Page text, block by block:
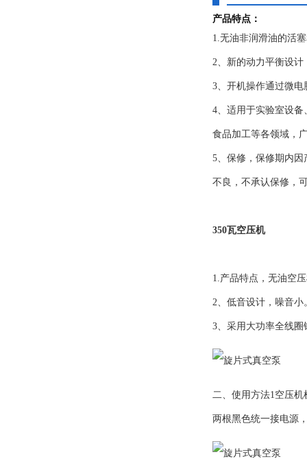
产品特点：
1.无油非润滑油的活
2、新的动力平衡设
3、开机操作通过微
4、适用于实验室设
食品加工等各领域，
5、保修，保修期内
不良，不承认保修，
350瓦空压机
1.产品特点，无油空
2、低音设计，噪音
3、采用大功率全线
二、使用方法1空压机
两根黑色统一接电源